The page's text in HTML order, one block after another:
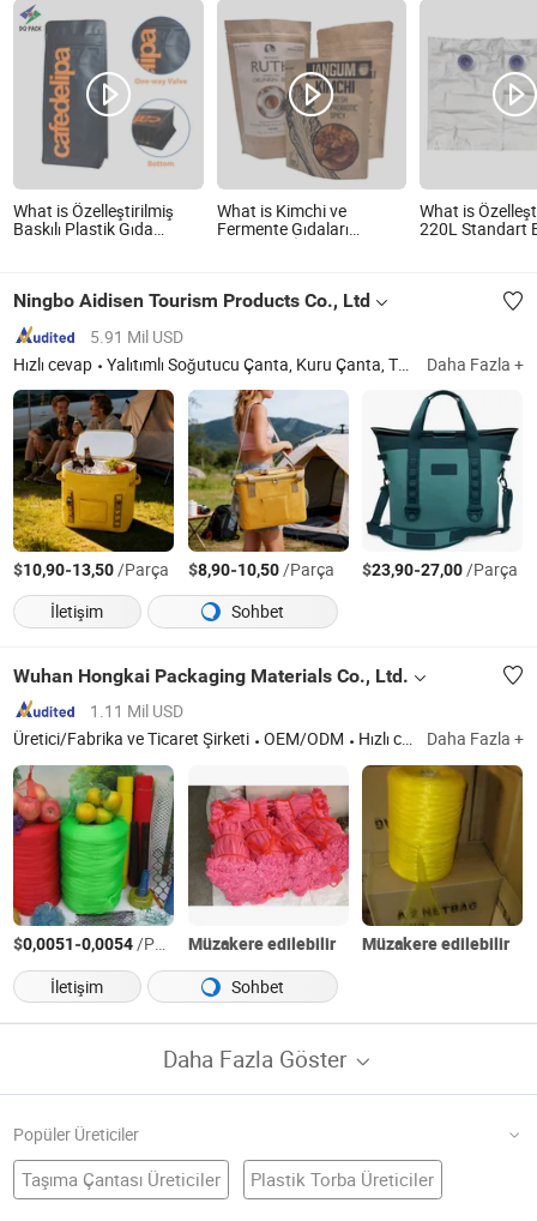
What is Özelleştirilmiş
Baskılı Plastik Gıda
What is Kimchi ve
Fermente Gıdaları
What is
220L Standart
Ningbo Aidisen Tourism Products Co., Ltd
5.91 Mil USD
Hızlı cevap
Yalıtımlı Soğutucu Çanta, Kuru Çanta, TPU Soğutucu Çanta, Şişme Yatak, Su Geçirmez Çanta, Su Geçirmez Sırt Çantası, Yüzme Şişmesi, Aqua Su Fitness Çantası, Su Kovası, Soğutucu Kutu Daha Fazla +
$10,90-13,50/Parça $8,90-10,50/Parça $23,90-27,00/Parça
İletişim
Sohbet
Wuhan Hongkai Packaging Materials Co., Ltd.
1.11 Mil USD
Üretici/Fabrika ve Ticaret Şirketi
OEM/ODM Hızlı cevap Daha Fazla +
$0,0051-0,0054/Parça Müzakere edilebilir
Müzakere edilebilir
İletişim
Sohbet
Daha Fazla Göster
Popüler Üreticiler
Taşıma Çantası Üreticiler Plastik Torba Üreticiler